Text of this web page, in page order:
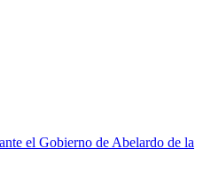
el Gobierno de Abelardo de la